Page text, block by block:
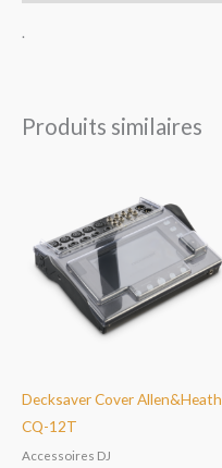
.
Produits similaires
Decksaver Cover Allen&Heath
CQ-12T
Accessoires DJ